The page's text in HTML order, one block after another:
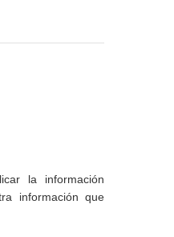
la información
información que